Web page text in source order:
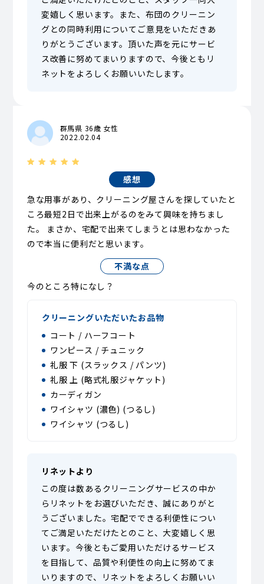
変嬉しく思います。また、布団のクリーニン
グとの同時利用についてご意見をいただきあ
りがとうございます。頂いた声を元にサービ
ス改善に努めてまいりますので、今後ともリ
ネットをよろしくお願いいたします。
群馬県 36歳 女性
2022.02.04
感想
急な用事があり、クリーニング屋さんを探していたと
ころ最短2日で出来上がるのをみて興味を持ちまし
た。 まさか、宅配で出来てしまうとは思わなかった
ので本当に便利だと思います。
不満な点
今のところ特になし？
クリーニングいただいたお品物
コート / ハーフコート
ワンピース / チュニック
礼服 下 (スラックス / パンツ)
礼服 上 (略式礼服ジャケット)
カーディガン
ワイシャツ (濃色) (つるし)
ワイシャツ (つるし)
リネットより
この度は数あるクリーニングサービスの中か
らリネットをお選びいただき、誠にありがと
うございました。宅配でできる利便性につい
てご満足いただけたとのこと、大変嬉しく思
います。今後ともご愛用いただけるサービス
を目指して、品質や利便性の向上に努めてま
いりますので、リネットをよろしくお願いい